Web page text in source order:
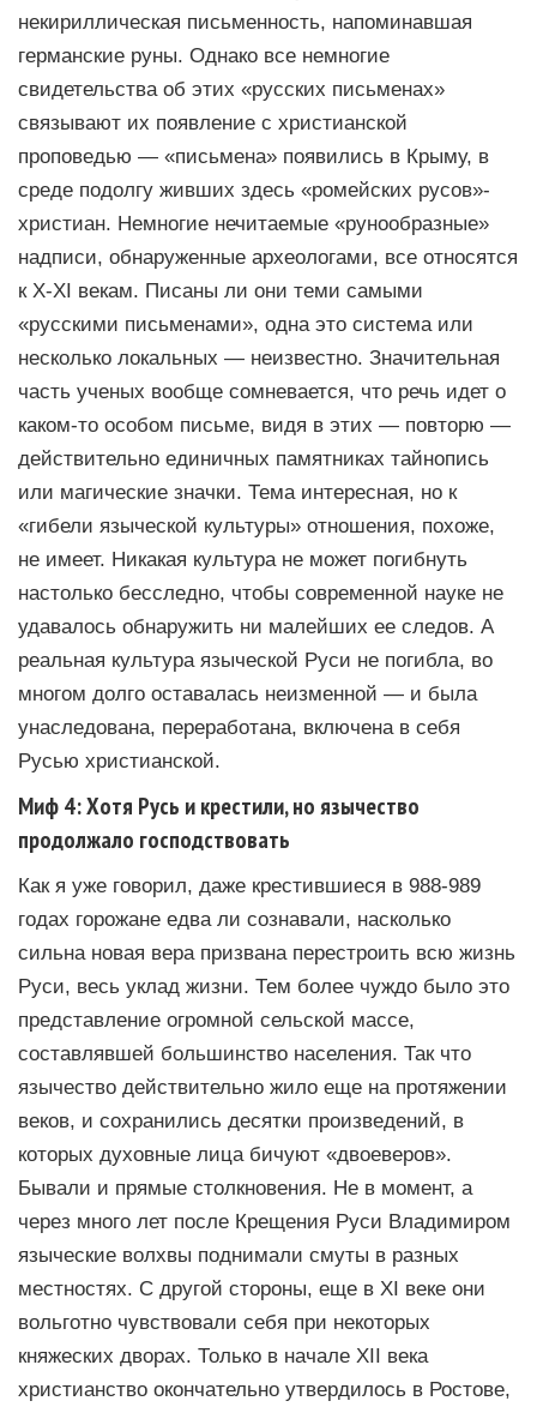
некириллическая письменность, напоминавшая
германские руны. Однако все немногие
свидетельства об этих «русских письменах»
связывают их появление с христианской
проповедью — «письмена» появились в Крыму, в
среде подолгу живших здесь «ромейских русов»-
христиан. Немногие нечитаемые «рунообразные»
надписи, обнаруженные археологами, все относятся
к Х-XI векам. Писаны ли они теми самыми
«русскими письменами», одна это система или
несколько локальных — неизвестно. Значительная
часть ученых вообще сомневается, что речь идет о
каком-то особом письме, видя в этих — повторю —
действительно единичных памятниках тайнопись
или магические значки. Тема интересная, но к
«гибели языческой культуры» отношения, похоже,
не имеет. Никакая культура не может погибнуть
настолько бесследно, чтобы современной науке не
удавалось обнаружить ни малейших ее следов. А
реальная культура языческой Руси не погибла, во
многом долго оставалась неизменной — и была
унаследована, переработана, включена в себя
Русью христианской.
Миф 4: Хотя Русь и крестили, но язычество
продолжало господствовать
Как я уже говорил, даже крестившиеся в 988-989
годах горожане едва ли сознавали, насколько
сильна новая вера призвана перестроить всю жизнь
Руси, весь уклад жизни. Тем более чуждо было это
представление огромной сельской массе,
составлявшей большинство населения. Так что
язычество действительно жило еще на протяжении
веков, и сохранились десятки произведений, в
которых духовные лица бичуют «двоеверов».
Бывали и прямые столкновения. Не в момент, а
через много лет после Крещения Руси Владимиром
языческие волхвы поднимали смуты в разных
местностях. С другой стороны, еще в XI веке они
вольготно чувствовали себя при некоторых
княжеских дворах. Только в начале XII века
христианство окончательно утвердилось в Ростове,